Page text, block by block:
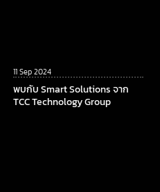
11 Sep 2024
พบกับ Smart Solutions จาก
TCC Technology Group